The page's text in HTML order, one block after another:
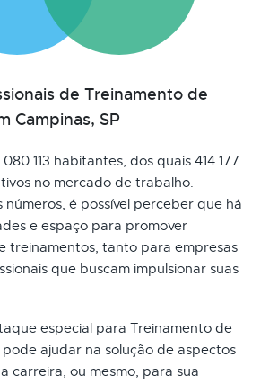
de Treinamento de
Campinas, SP
habitantes, dos quais 414.177
no mercado de trabalho.
números, é possível perceber que há
e espaço para promover
treinamentos, tanto para empresas
que buscam impulsionar suas
especial para Treinamento de
ajudar na solução de aspectos
carreira, ou mesmo, para sua